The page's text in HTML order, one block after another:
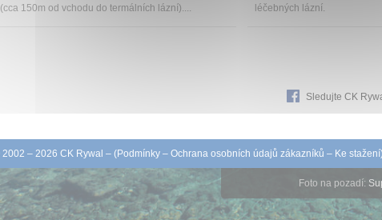
(cca 150m od vchodu do termálních lázní)....
léčebných lázní.
Sledujte CK
– 2026 CK Rywal – (Podmínky – Ochrana osobních údajů zákazníků – Ke stažení
Foto na pozadí: